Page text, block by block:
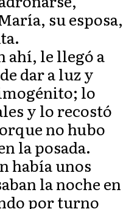
su esposa,
ahí, le llegó a
dar a luz y
lo
y lo recostó
no hubo
la posada.
había unos
la noche en
por turno